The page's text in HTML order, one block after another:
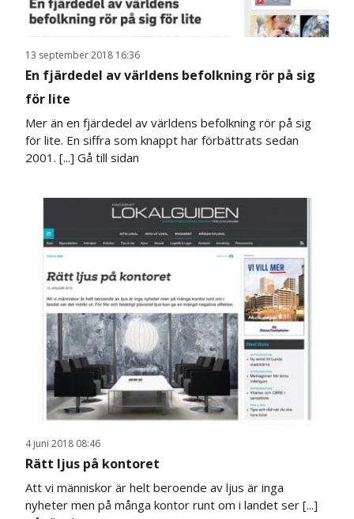
13 september 2018 16:36
En fjärdedel av världens befolkning rör på sig
för lite
Mer än en fjärdedel av världens befolkning rör på sig
för lite. En siffra som knappt har förbättrats sedan
2001. [...] Gå till sidan
4 juni 2018 08:46
Rätt ljus på kontoret
Att vi människor är helt beroende av ljus är inga
nyheter men på många kontor runt om i landet ser [...]